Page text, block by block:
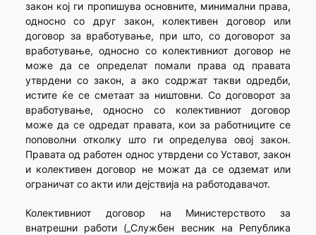
закон кој ги пропишува основните, минимални права,
односно со друг закон, колективен договор или
договор за вработување, при што, со договорот за
вработување, односно со колективниот договор не
може да се определат помали права од правата
утврдени со закон, а ако содржат такви одредби,
истите ќе се сметаат за ништовни. Со договорот за
вработување, односно со колективниот договор
може да се одредат правата, кои за работниците се
поповолни отколку што ги определува овој закон.
Правата од работен однос утврдени со Уставот, закон
и колективен договор не можат да се одземат или
ограничат со акти или дејствија на работодавачот.
Колективниот договор на Министерството за
внатрешни работи („Службен весник на Република